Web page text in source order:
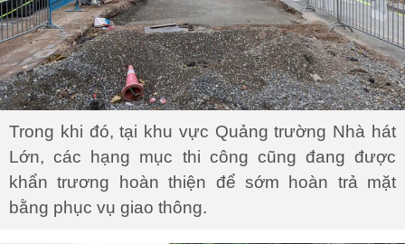
Trong khi đó, tại khu vực Quảng trường Nhà hát
Lớn, các hạng mục thi công cũng đang được
khẩn trương hoàn thiện để sớm hoàn trả mặt
bằng phục vụ giao thông.